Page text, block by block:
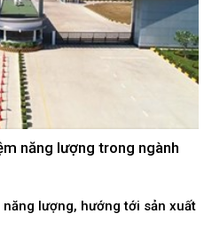
năng lượng trong ngành
năng lượng, hướng tới sản xuất